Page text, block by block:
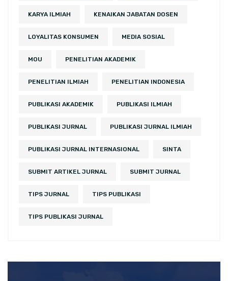
KARYA ILMIAH KENAIKAN JABATAN DOSEN
LOYALITAS KONSUMEN MEDIA SOSIAL
MOU PENELITIAN AKADEMIK
PENELITIAN ILMIAH PENELITIAN INDONESIA
PUBLIKASI AKADEMIK PUBLIKASI ILMIAH
PUBLIKASI JURNAL PUBLIKASI JURNAL ILMIAH
PUBLIKASI JURNAL INTERNASIONAL SINTA
SUBMIT ARTIKEL JURNAL SUBMIT JURNAL
TIPS JURNAL TIPS PUBLIKASI
TIPS PUBLIKASI JURNAL